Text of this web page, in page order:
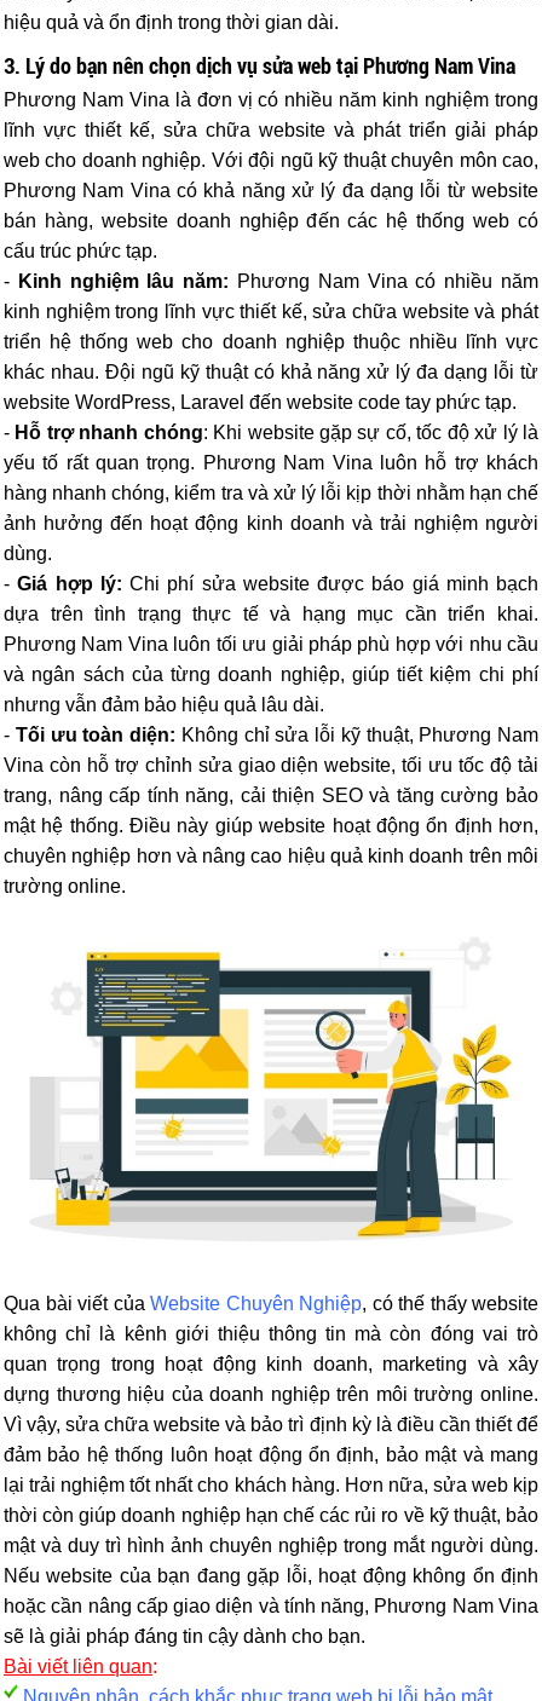
hiệu quả và ổn định trong thời gian dài.
3. Lý do bạn nên chọn dịch vụ sửa web tại Phương Nam Vina
Phương Nam Vina là đơn vị có nhiều năm kinh nghiệm trong
lĩnh vực thiết kế, sửa chữa website và phát triển giải pháp
web cho doanh nghiệp. Với đội ngũ kỹ thuật chuyên môn cao,
Phương Nam Vina có khả năng xử lý đa dạng lỗi từ website
bán hàng, website doanh nghiệp đến các hệ thống web có
cấu trúc phức tạp.
- Kinh nghiệm lâu năm: Phương Nam Vina có nhiều năm
kinh nghiệm trong lĩnh vực thiết kế, sửa chữa website và phát
triển hệ thống web cho doanh nghiệp thuộc nhiều lĩnh vực
khác nhau. Đội ngũ kỹ thuật có khả năng xử lý đa dạng lỗi từ
website WordPress, Laravel đến website code tay phức tạp.
- Hỗ trợ nhanh chóng: Khi website gặp sự cố, tốc độ xử lý là
yếu tố rất quan trọng. Phương Nam Vina luôn hỗ trợ khách
hàng nhanh chóng, kiểm tra và xử lý lỗi kịp thời nhằm hạn chế
ảnh hưởng đến hoạt động kinh doanh và trải nghiệm người
dùng.
- Giá hợp lý: Chi phí sửa website được báo giá minh bạch
dựa trên tình trạng thực tế và hạng mục cần triển khai.
Phương Nam Vina luôn tối ưu giải pháp phù hợp với nhu cầu
và ngân sách của từng doanh nghiệp, giúp tiết kiệm chi phí
nhưng vẫn đảm bảo hiệu quả lâu dài.
- Tối ưu toàn diện: Không chỉ sửa lỗi kỹ thuật, Phương Nam
Vina còn hỗ trợ chỉnh sửa giao diện website, tối ưu tốc độ tải
trang, nâng cấp tính năng, cải thiện SEO và tăng cường bảo
mật hệ thống. Điều này giúp website hoạt động ổn định hơn,
chuyên nghiệp hơn và nâng cao hiệu quả kinh doanh trên môi
trường online.
Qua bài viết của Website Chuyên Nghiệp, có thế thấy website
không chỉ là kênh giới thiệu thông tin mà còn đóng vai trò
quan trọng trong hoạt động kinh doanh, marketing và xây
dựng thương hiệu của doanh nghiệp trên môi trường online.
Vì vậy, sửa chữa website và bảo trì định kỳ là điều cần thiết để
đảm bảo hệ thống luôn hoạt động ổn định, bảo mật và mang
lại trải nghiệm tốt nhất cho khách hàng. Hơn nữa, sửa web kịp
thời còn giúp doanh nghiệp hạn chế các rủi ro về kỹ thuật, bảo
mật và duy trì hình ảnh chuyên nghiệp trong mắt người dùng.
Nếu website của bạn đang gặp lỗi, hoạt động không ổn định
hoặc cần nâng cấp giao diện và tính năng, Phương Nam Vina
sẽ là giải pháp đáng tin cậy dành cho bạn.
Bài viết liên quan: